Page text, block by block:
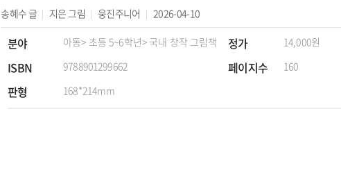
송혜수 글 지은 그림 웅진주니어 2026-04-10
분야 아동> 초등 5~6학년> 국내 창작 그림책 정가 14,000원
ISBN 9788901299662 페이지수 160
판형 168*214mm